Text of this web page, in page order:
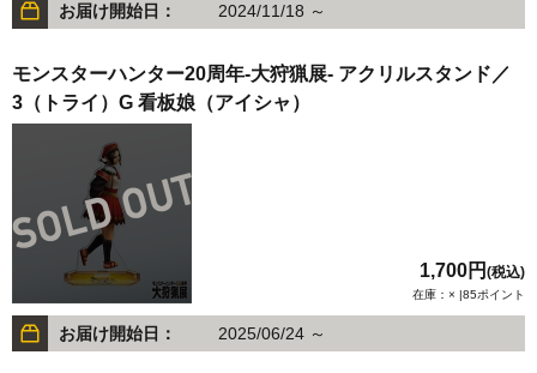
お届け開始日： 2024/11/18 ～
モンスターハンター20周年-大狩猟展- アクリルスタンド／
3（トライ）G 看板娘（アイシャ）
1,700円 (税込)
在庫：× |85ポイント
お届け開始日： 2025/06/24 ～